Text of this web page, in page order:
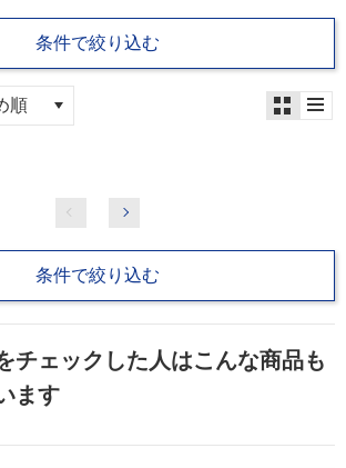
条件で絞り込む
条件で絞り込む
チェックした人はこんな商品も
ます